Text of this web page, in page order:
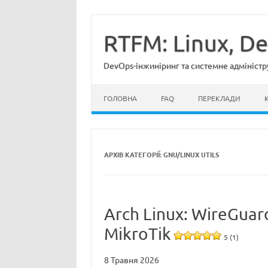
вмістуRTFM: Linux,
DevOps-інжиніринг та системне
ГОЛОВНА FAQ ПЕРЕКЛАДИ
АРХІВ КАТЕГОРІЇ:GNU/LINUX UTILS
Arch Linux:
MikroTik
5 (1)
8 Травня 2026